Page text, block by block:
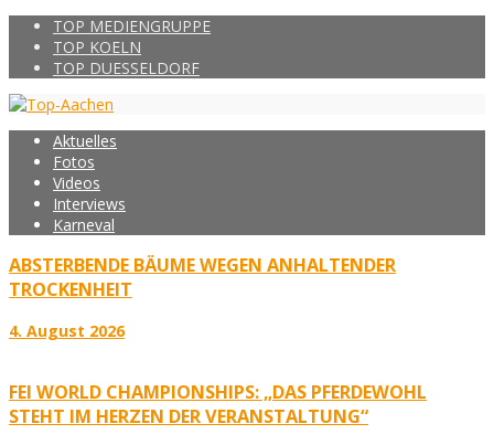
TOP MEDIENGRUPPE
TOP KOELN
TOP DUESSELDORF
Aktuelles
Fotos
Videos
Interviews
Karneval
ABSTERBENDE BÄUME WEGEN ANHALTENDER
TROCKENHEIT
4. August 2026
FEI WORLD CHAMPIONSHIPS: „DAS PFERDEWOHL
STEHT IM HERZEN DER VERANSTALTUNG“